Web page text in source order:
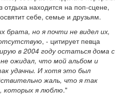
отдыха находится на поп-сцене,
себе, семье и друзьям.
брата, но я почти не видел их,
, - цитирует певца
в 2004 году остаться дома с
ожидал, что мой альбом и
удачны. И хотя это был
жаль, что я так
которых я люблю."